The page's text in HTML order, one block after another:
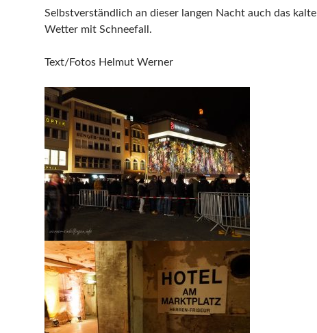
Selbstverständlich an dieser langen Nacht auch das kalte
Wetter mit Schneefall.
Text/Fotos Helmut Werner